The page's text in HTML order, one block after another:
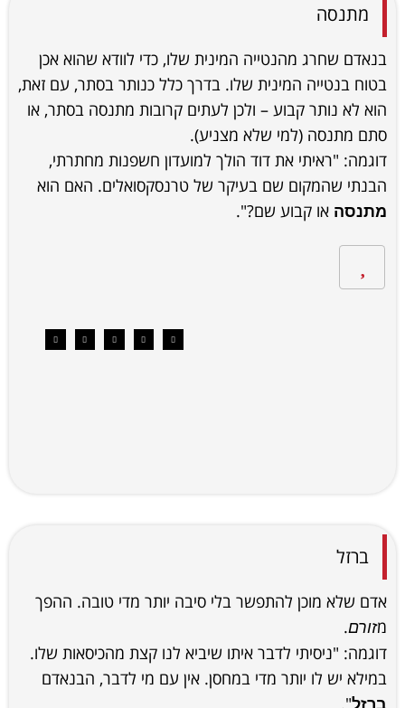
מתנסה
בנאדם שחרג מהנטייה המינית שלו, כדי לוודא שהוא אכן
בטוח בנטייה המינית שלו. בדרך כלל כנותר בסתר, עם זאת,
הוא לא נותר קבוע – ולכן לעתים קרובות מתנסה בסתר, או
סתם מתנסה (למי שלא מצניע).
דוגמה: "ראיתי את דוד הולך למועדון חשפנות מחתרתי,
הבנתי שהמקום שם בעיקר של טרנסקסואלים. האם הוא
מתנסה או קבוע שם?".
ברזל
אדם שלא מוכן להתפשר בלי סיבה יותר מדי טובה. ההפך
מזורם.
דוגמה: "ניסיתי לדבר איתו שיביא לנו קצת מהכיסאות שלו.
במילא יש לו יותר מדי במחסן. אין עם מי לדבר, הבנאדם
ברזל".